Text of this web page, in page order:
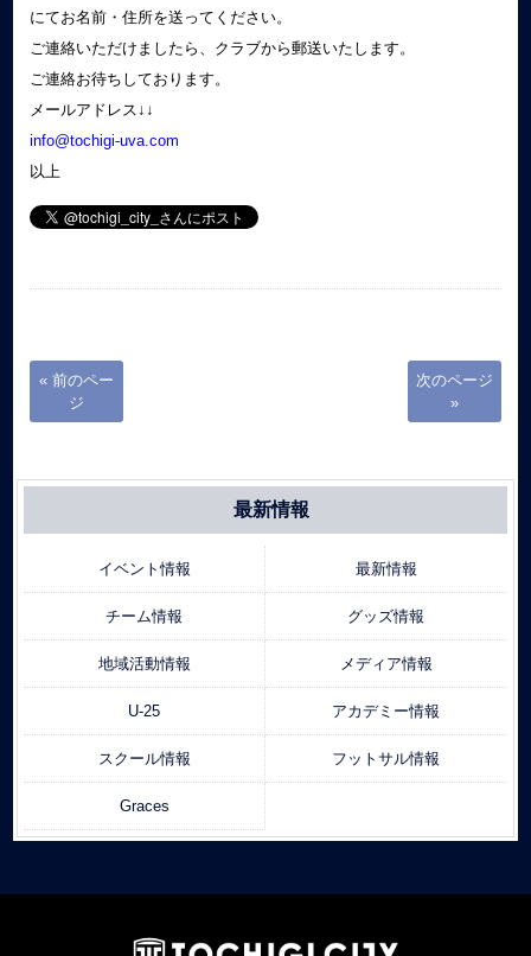
にてお名前・住所を送ってください。
ご連絡いただけましたら、クラブから郵送いたします。
ご連絡お待ちしております。
メールアドレス↓↓
info@tochigi-uva.com
以上
« 前のペー
ジ
次のページ
»
最新情報
イベント情報 最新情報
チーム情報 グッズ情報
地域活動情報 メディア情報
U-25 アカデミー情報
スクール情報 フットサル情報
Graces